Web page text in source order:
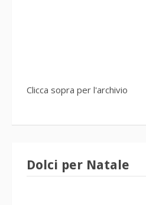
Clicca sopra per l'archivio
Dolci per Natale